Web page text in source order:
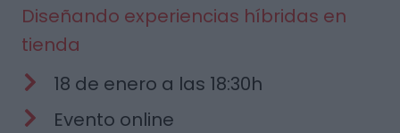
Diseñando experiencias híbridas en
tienda
18 de enero a las 18:30h
Evento online